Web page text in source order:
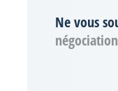
Ne vous